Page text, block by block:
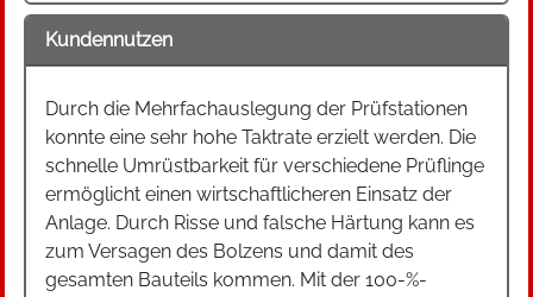
Kundennutzen
Durch die Mehrfachauslegung der Prüfstationen
konnte eine sehr hohe Taktrate erzielt werden. Die
schnelle Umrüstbarkeit für verschiedene Prüflinge
ermöglicht einen wirtschaftlicheren Einsatz der
Anlage. Durch Risse und falsche Härtung kann es
zum Versagen des Bolzens und damit des
gesamten Bauteils kommen. Mit der 100-%-